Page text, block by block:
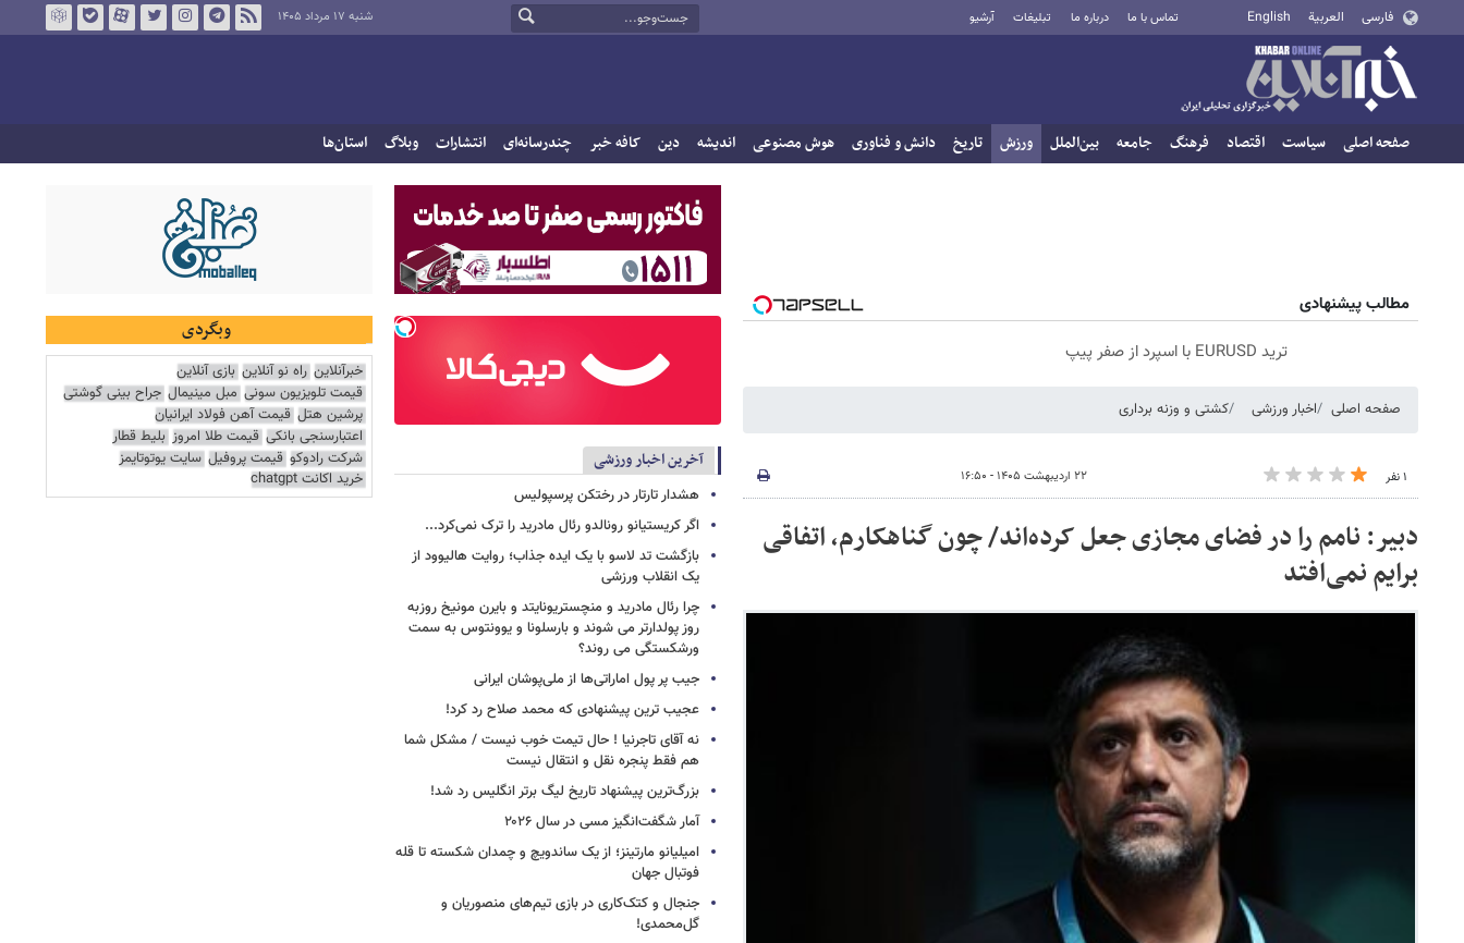
فارسی العربية English تماس با ما درباره ما تبلیغات آرشیو شنبه ۱۷ مرداد ۱۴۰۵
صفحه اصلی سیاست اقتصاد فرهنگ جامعه بین‌الملل ورزش تاریخ دانش و فناوری هوش مصنوعی اندیشه دین کافه خبر چندرسانه‌ای انتشارات وبلاگ استان‌ها
مطالب پیشنهادی
ترید EURUSD با اسپرد از صفر پیپ
صفحه اصلی اخبار ورزشی کشتی و وزنه‌ برداری
۱ نفر ۲۲ اردیبهشت ۱۴۰۵ - ۱۶:۵۰
دبیر: نامم را در فضای مجازی جعل کرده‌اند/ چون گناهکارم، اتفاقی
برایم نمی‌افتد
آخرین اخبار ورزشی
هشدار تارتار در رختکن پرسپولیس
اگر کریستیانو رونالدو رئال مادرید را ترک نمی‌کرد...
بازگشت تد لاسو با یک ایده جذاب؛ روایت هالیوود از
یک انقلاب ورزشی
چرا رئال مادرید و منچستریونایتد و بایرن مونیخ روزبه
روز پولدارتر می شوند و بارسلونا و یوونتوس به سمت
ورشکستگی می روند؟
جیب پر پول اماراتی‌ها از ملی‌پوشان ایرانی
عجیب ترین پیشنهادی که محمد صلاح رد کرد!
نه آقای تاجرنیا ! حال تیمت خوب نیست / مشکل شما
هم فقط پنجره نقل و انتقال نیست
بزرگ‌ترین پیشنهاد تاریخ لیگ برتر انگلیس رد شد!
آمار شگفت‌انگیز مسی در سال ۲۰۲۶
امیلیانو مارتینز؛ از یک ساندویچ و چمدان شکسته تا قله
فوتبال جهان
جنجال و کتک‌کاری در بازی تیم‌های منصوریان و
گل‌محمدی!
وبگردی
خبرآنلاین راه نو آنلاین بازی آنلاین
قیمت تلویزیون سونی مبل مینیمال جراح بینی گوشتی
پرشین هتل قیمت آهن فولاد ایرانیان
اعتبارسنجی بانکی قیمت طلا امروز بلیط قطار
شرکت رادوکو قیمت پروفیل سایت یوتوتایمز
خرید اکانت chatgpt